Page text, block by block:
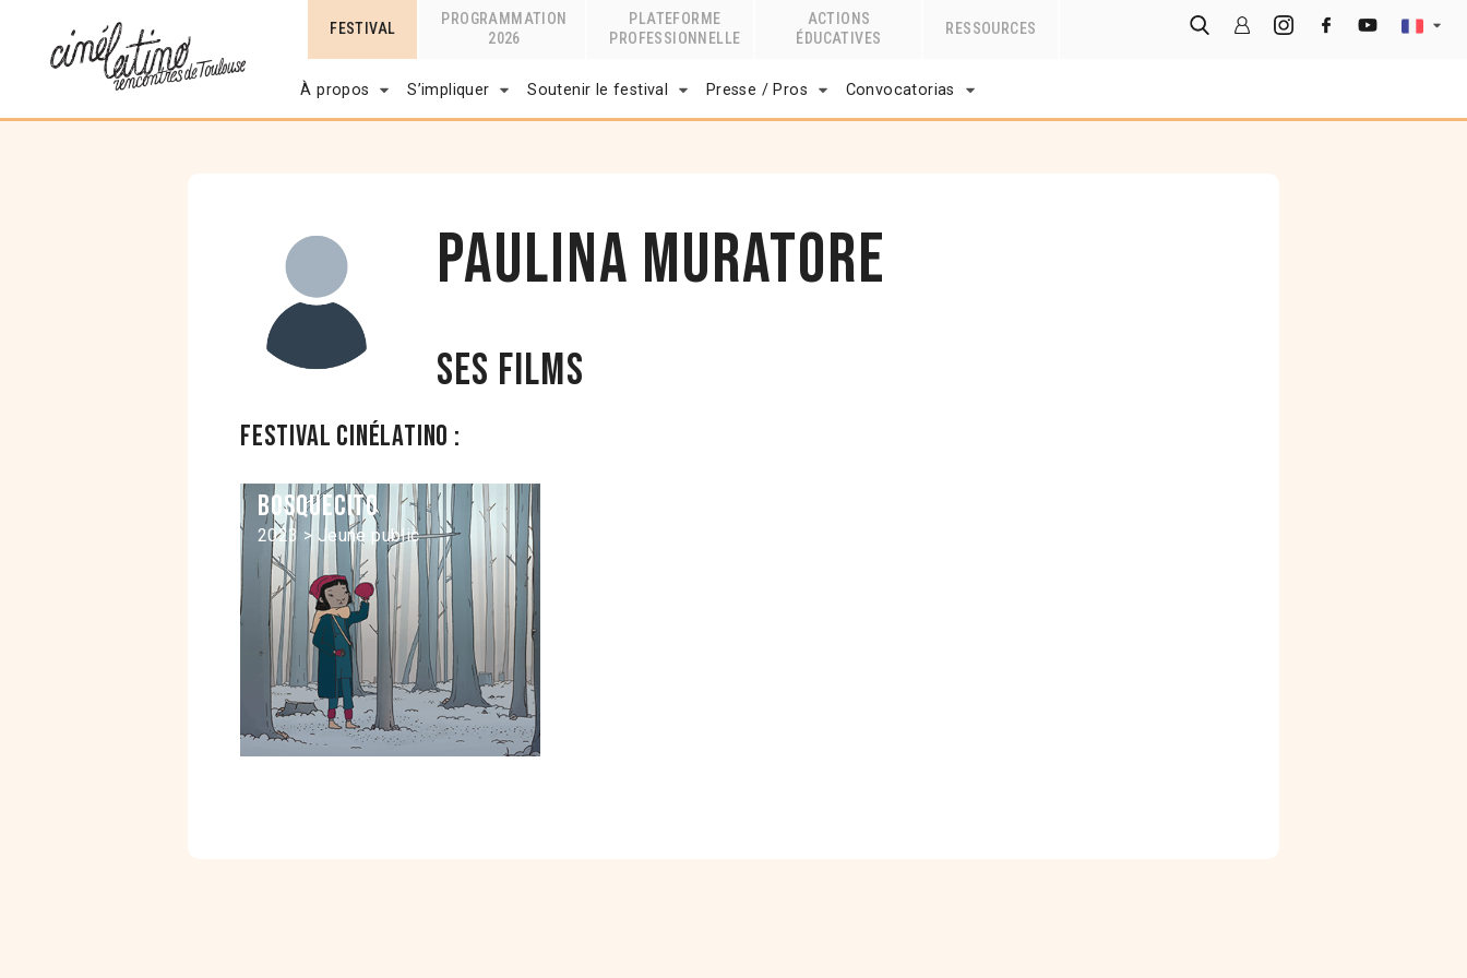
FESTIVAL
PROGRAMMATION
2026
PLATEFORME
PROFESSIONNELLE
ACTIONS
ÉDUCATIVES
RESSOURCES
À propos S’impliquer Soutenir le festival Presse / Pros Convocatorias
Paulina Muratore
Ses films
Festival Cinélatino :
Bosquecito
2023 > Jeune public